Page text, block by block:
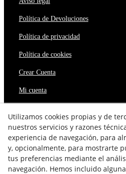
Política de Devoluciones
Política de privacidad
Política de cookies
Crear Cuenta
Mi cuenta
Condiciones de envío
Condiciones de compra
Fortinet Official
Utilizamos cookies propias y de
nuestros servicios y razones
experiencia de navegación, para
y, opcionalmente, para mostrarte
tus preferencias mediante el
navegación. Hemos incluido